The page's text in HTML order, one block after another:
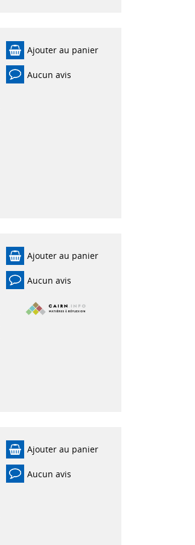
Ajouter au panier
Aucun avis
Ajouter au panier
Aucun avis
Ajouter au panier
Aucun avis